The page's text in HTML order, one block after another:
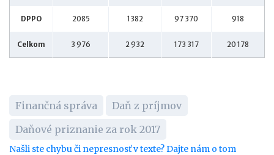
DPPO 2085 1382 97 370 918
Celkom 3 976 2 932 173 317 20 178
Finančná správa
Daň z príjmov
Daňové priznanie za rok 2017
Našli ste chybu či nepresnosť v texte? Dajte nám o tom